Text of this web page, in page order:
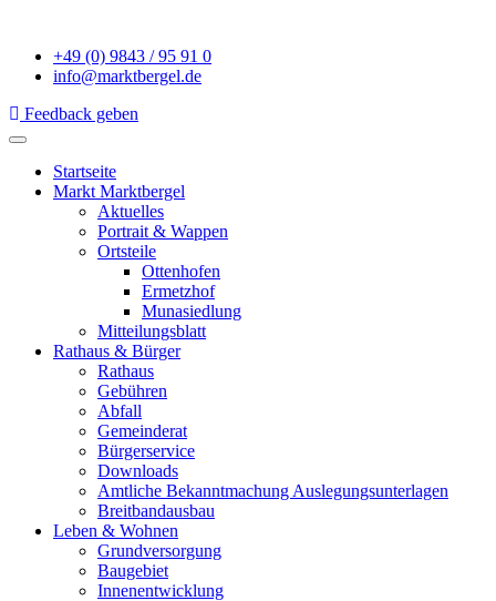
+49 (0) 9843 / 95 91 0
info@marktbergel.de
Feedback geben
Startseite
Markt Marktbergel
Aktuelles
Portrait & Wappen
Ortsteile
Ottenhofen
Ermetzhof
Munasiedlung
Mitteilungsblatt
Rathaus & Bürger
Rathaus
Gebühren
Abfall
Gemeinderat
Bürgerservice
Downloads
Amtliche Bekanntmachung Auslegungsunterlagen
Breitbandausbau
Leben & Wohnen
Grundversorgung
Baugebiet
Innenentwicklung